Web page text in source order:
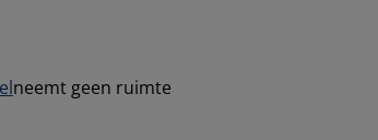
neemt geen ruimte